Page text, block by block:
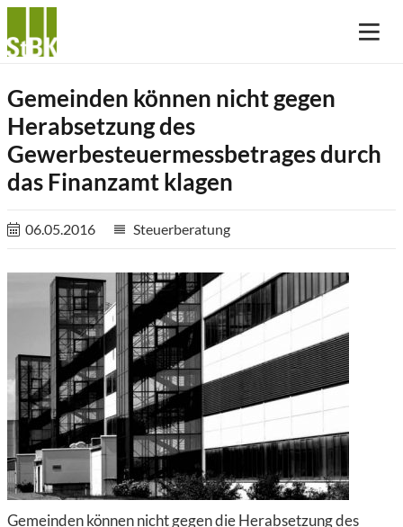
Gemeinden können nicht gegen
Herabsetzung des
Gewerbesteuermessbetrages durch
das Finanzamt klagen
06.05.2016 reorder Steuerberatung
Gemeinden können nicht gegen die Herabsetzung des